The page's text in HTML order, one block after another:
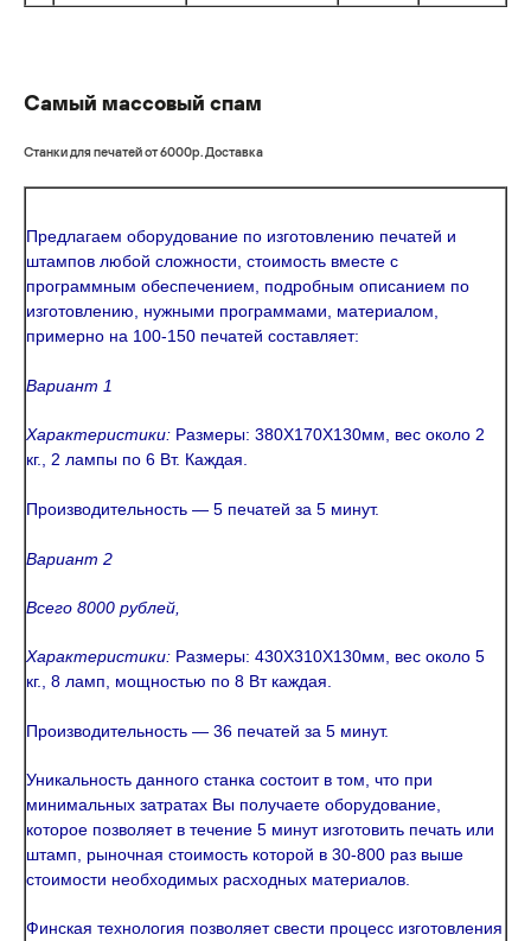
Самый массовый спам
Станки для печатей от 6000р. Доставка
Предлагаем оборудование по изготовлению печатей и
штампов любой сложности, стоимость вместе с
программным обеспечением, подробным описанием по
изготовлению, нужными программами, материалом,
примерно на 100-150 печатей составляет:
Вариант 1
Характеристики: Размеры: 380Х170Х130мм, вес около 2
кг., 2 лампы по 6 Вт. Каждая.
Производительность — 5 печатей за 5 минут.
Вариант 2
Всего 8000 рублей,
Характеристики: Размеры: 430Х310Х130мм, вес около 5
кг., 8 ламп, мощностью по 8 Вт каждая.
Производительность — 36 печатей за 5 минут.
Уникальность данного станка состоит в том, что при
минимальных затратах Вы получаете оборудование,
которое позволяет в течение 5 минут изготовить печать или
штамп, рыночная стоимость которой в 30-800 раз выше
стоимости необходимых расходных материалов.
Финская технология позволяет свести процесс изготовления